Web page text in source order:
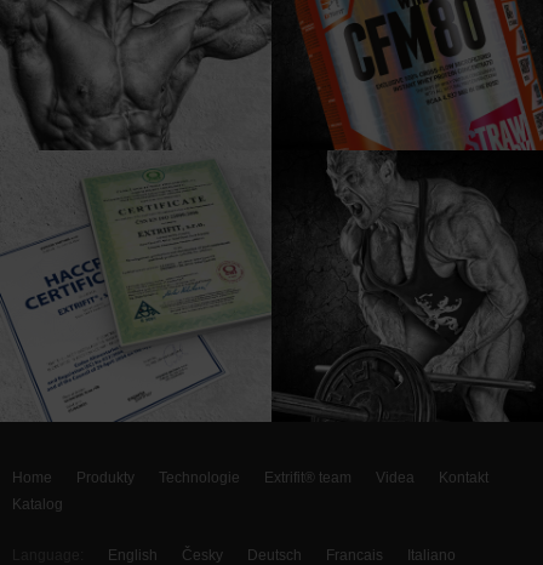
Home Produkty Technologie Extrifit® team Videa
Kontakt
Katalog
English Česky Deutsch Francais
Italiano